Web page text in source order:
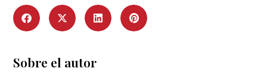
Sobre el autor